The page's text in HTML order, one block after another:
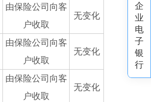
企
业
电
子
银
行
由保险公司向客
户收取
无变化
由保险公司向客
户收取
无变化
由保险公司向客
户收取
无变化